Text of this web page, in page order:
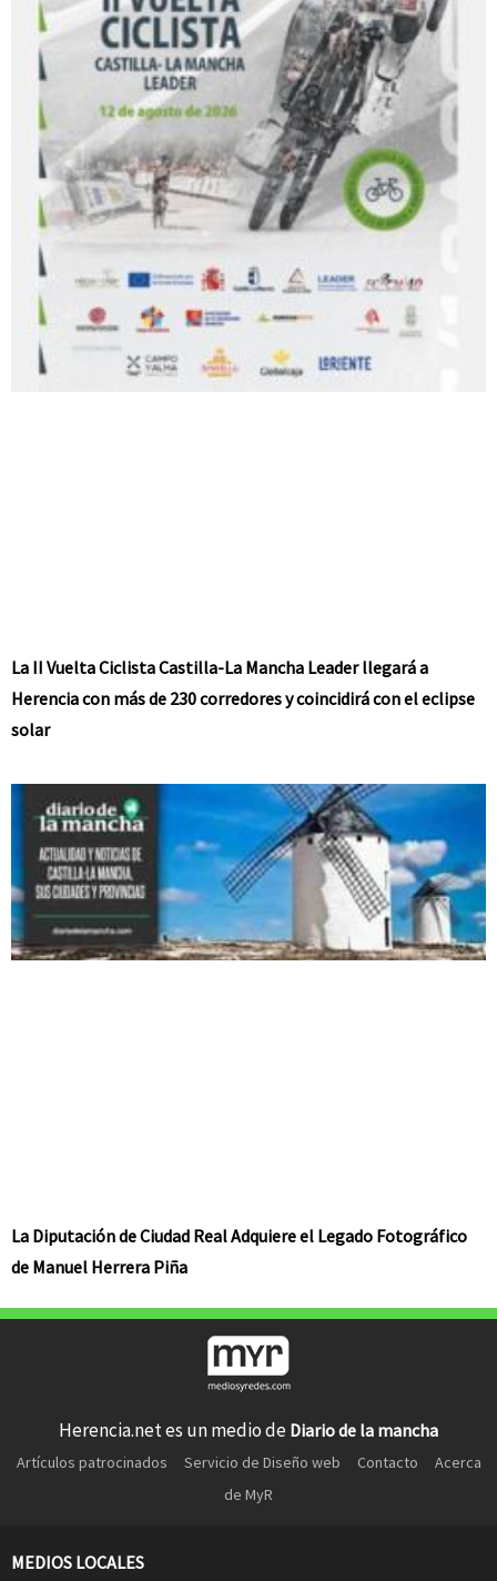
La II Vuelta Ciclista Castilla-La Mancha Leader llegará a
Herencia con más de 230 corredores y coincidirá con el eclipse
solar
La Diputación de Ciudad Real Adquiere el Legado Fotográfico
de Manuel Herrera Piña
Herencia.net es un medio de Diario de la mancha
Artículos patrocinados Servicio de Diseño web Contacto
Acerca
de MyR
MEDIOS LOCALES